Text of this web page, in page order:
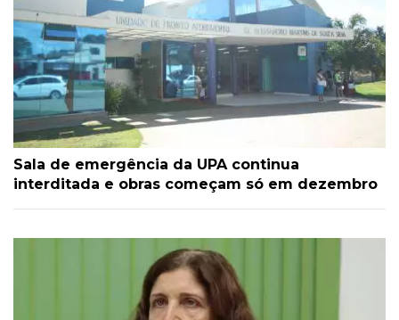
Sala de emergência da UPA continua
interditada e obras começam só em dezembro